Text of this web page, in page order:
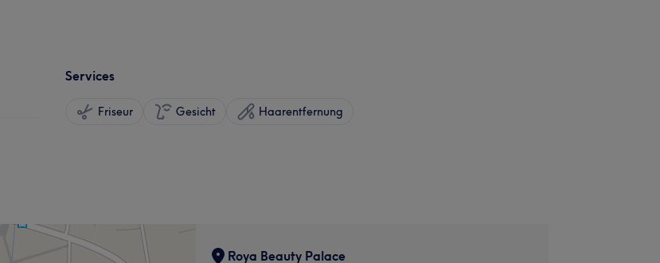
Services
Friseur Gesicht Haarentfernung
Roya Beauty Palace